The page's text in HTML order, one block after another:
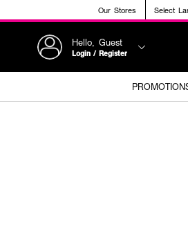
Our Stores Select
Hello, Guest
Login / Register